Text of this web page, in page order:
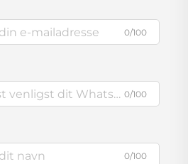
0/100
0/100
0/100